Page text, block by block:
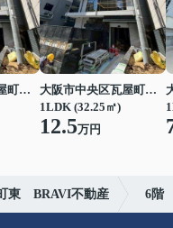
大阪市中央区瓦屋町１丁目
大阪市中央区瓦屋町１丁目
1LDK (32.25㎡)
12.5万円
東 BRAVI不動産 6階